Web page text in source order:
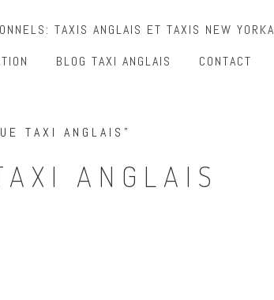
TAXIS ANGLAIS ET TAXIS NEW
BLOG TAXI ANGLAIS CONTACT
TAXI ANGLAIS”
ANGLAIS